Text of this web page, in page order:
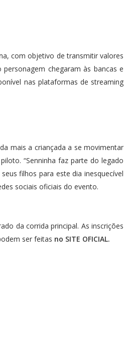
com objetivo de transmitir valores
chegaram às bancas e
nas plataformas de streaming
mais a criançada a se movimentar
“Senninha faz parte do legado
filhos para este dia inesquecível
sociais oficiais do evento.
da corrida principal. As inscrições
ser feitas no SITE OFICIAL.